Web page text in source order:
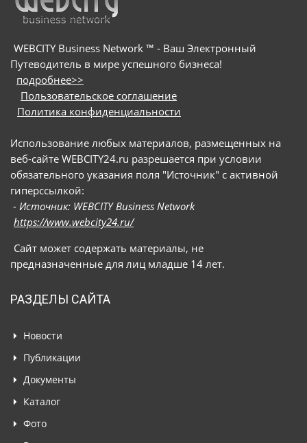
WEBCITY Business Network ™ - Ваш Электронный
Путеводитель в мире успешного бизнеса!
подробнее>>
Пользовательское соглашение
Политика конфиденциальности
Использование любых материалов, размещенных на
веб-сайте WEBCITY24.ru разрешается при условии
обязательного указания поля "Источник" с активной
гиперссылкой:
- Источник: WEBCITY Business Network
https://www.webcity24.ru/
Сайт может содержать материалы, не
предназначенные для лиц младше 14 лет.
РАЗДЕЛЫ САЙТА
Новости
Публикации
Документы
Каталог
Фото